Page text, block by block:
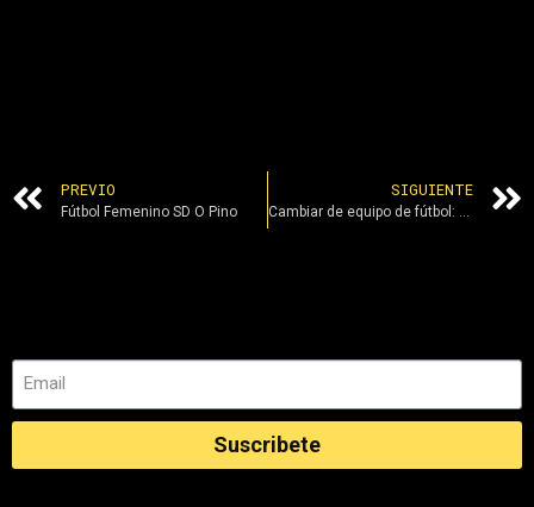
PREVIO
Fútbol Femenino SD O Pino
SIGUIENTE
Suscribete